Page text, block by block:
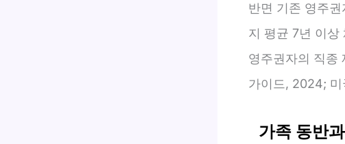
반면 기존 영주
지 평균 7년 이상
영주권자의 직종
가이드, 2024;
가족 동반